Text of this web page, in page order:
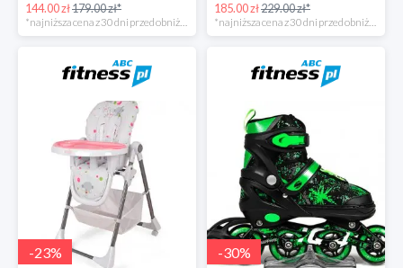
144.00 zł179.00 zł*
*najniższa cena z 30 dni przed obniżką
185.00 zł229.00 zł*
*najniższa cena z 30 dni przed obniżką
-23% -30%